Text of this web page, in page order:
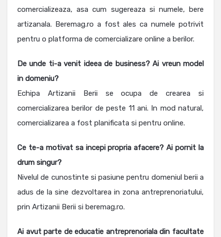
comercializeaza, asa cum sugereaza si numele, bere
artizanala. Beremag.ro a fost ales ca numele potrivit
pentru o platforma de comercializare online a berilor.
De unde ti-a venit ideea de business? Ai vreun model
in domeniu?
Echipa Artizanii Berii se ocupa de crearea si
comercializarea berilor de peste 11 ani. In mod natural,
comercializarea a fost planificata si pentru online.
Ce te-a motivat sa incepi propria afacere? Ai pornit la
drum singur?
Nivelul de cunostinte si pasiune pentru domeniul berii a
adus de la sine dezvoltarea in zona antreprenoriatului,
prin Artizanii Berii si beremag.ro.
Ai avut parte de educatie antreprenoriala din facultate